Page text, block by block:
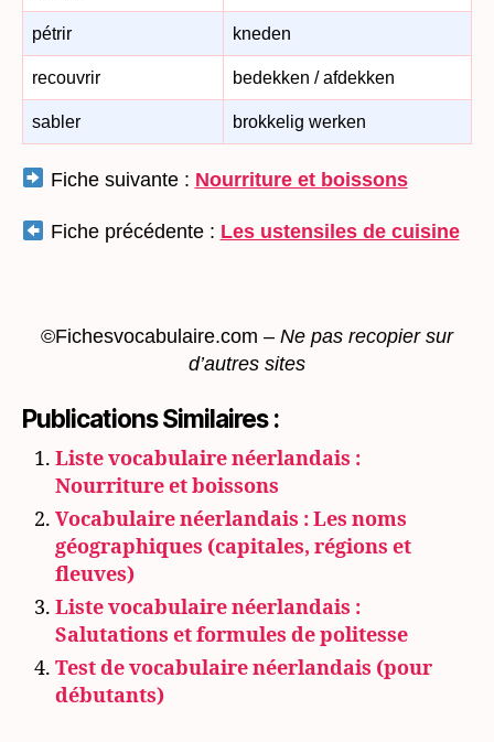
pétrir kneden
recouvrir bedekken / afdekken
sabler brokkelig werken
Fiche suivante : Nourriture et boissons
Fiche précédente : Les ustensiles de cuisine
©Fichesvocabulaire.com – Ne pas recopier sur
d’autres sites
Publications Similaires :
Liste vocabulaire néerlandais :
Nourriture et boissons
Vocabulaire néerlandais : Les noms
géographiques (capitales, régions et
fleuves)
Liste vocabulaire néerlandais :
Salutations et formules de politesse
Test de vocabulaire néerlandais (pour
débutants)